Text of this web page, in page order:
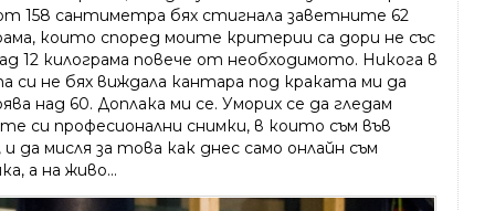
158 сантиметра бях стигнала заветните 62
които според моите критерии са дори не със
12 килограма повече от необходимото. Никога в
си не бях виждала кантара под краката ми да
над 60. Доплака ми се. Уморих се да гледам
си професионални снимки, в които съм във
да мисля за това как днес само онлайн съм
а на живо...